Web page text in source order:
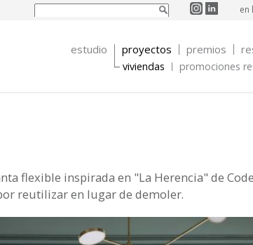
Formulario de
en
estudio proyectos
viviendas promociones
premios
flexible inspirada en "La Herencia" de
reutilizar en lugar de demoler.